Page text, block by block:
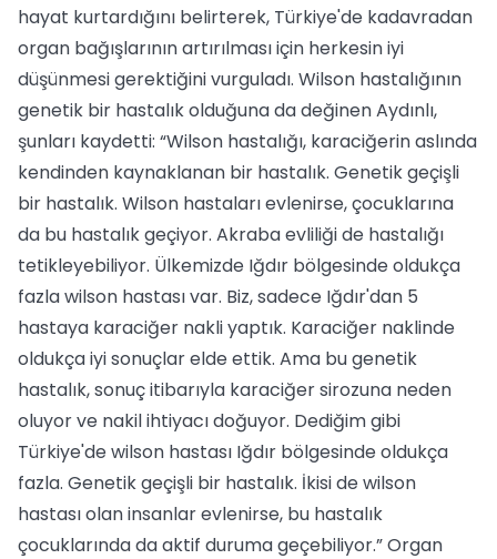
hayat kurtardığını belirterek, Türkiye'de kadavradan
organ bağışlarının artırılması için herkesin iyi
düşünmesi gerektiğini vurguladı. Wilson hastalığının
genetik bir hastalık olduğuna da değinen Aydınlı,
şunları kaydetti: “Wilson hastalığı, karaciğerin aslında
kendinden kaynaklanan bir hastalık. Genetik geçişli
bir hastalık. Wilson hastaları evlenirse, çocuklarına
da bu hastalık geçiyor. Akraba evliliği de hastalığı
tetikleyebiliyor. Ülkemizde Iğdır bölgesinde oldukça
fazla wilson hastası var. Biz, sadece Iğdır'dan 5
hastaya karaciğer nakli yaptık. Karaciğer naklinde
oldukça iyi sonuçlar elde ettik. Ama bu genetik
hastalık, sonuç itibarıyla karaciğer sirozuna neden
oluyor ve nakil ihtiyacı doğuyor. Dediğim gibi
Türkiye'de wilson hastası Iğdır bölgesinde oldukça
fazla. Genetik geçişli bir hastalık. İkisi de wilson
hastası olan insanlar evlenirse, bu hastalık
çocuklarında da aktif duruma geçebiliyor.” Organ